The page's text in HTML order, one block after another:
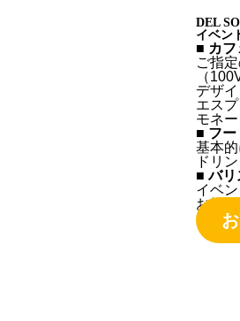
DEL
イベン
■ カフ
ご指
（
デザ
エス
モネ
■ フー
基本
ドリ
■ バリ
イベ
お気